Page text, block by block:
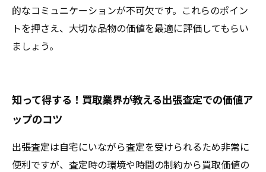
的なコミュニケーションが不可欠です。これらのポイン
トを押さえ、大切な品物の価値を最適に評価してもらい
ましょう。
知って得する！買取業界が教える出張査定での価値ア
ップのコツ
出張査定は自宅にいながら査定を受けられるため非常に
便利ですが、査定時の環境や時間の制約から買取価値の